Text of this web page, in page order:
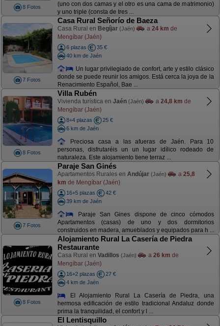
8 Fotos
(uno con dos camas y el otro es una cama de matrimonio)
y uno triple (consta de tres ...
7 Fotos
Casa Rural Señorío de Baeza
Casa Rural en Begíjar (Jaén) a 24 km de
Mengíbar (Jaén)
6 plazas
35 €
40 km de Jaén
Un lugar privilegiado de confort, arte y estilo clásico
donde se puede reunir los amigos. Está cerca la joya de la
Renacimiento Español, Bae ...
8 Fotos
Villa Rubén
Vivienda turística en Jaén (Jaén) a 24,8 km de
Mengíbar (Jaén)
8+4 plazas
25 €
6 km de Jaén
Preciosa casa a las afueras de Jaén. Para 10
personas, disfrutaréis un un lugar idílico rodeado de
naturaleza. Este alojamiento tiene terraz ...
7 Fotos
Paraje San Ginés
Apartamentos Rurales en Andújar (Jaén) a 25,8
km de Mengíbar (Jaén)
16+5 plazas
42 €
39 km de Jaén
Paraje San Gines dispone de cinco cómodos
Apartamentos (casas) de uno y dos dormitorios
construidos en madera, amueblados y equipados para h ...
8 Fotos
Alojamiento Rural La Casería de Piedra
Restaurante
Casa Rural en Vadillos (Jaén) a 26 km de
Mengíbar (Jaén)
16+2 plazas
27 €
4 km de Jaén
El Alojamiento Rural La Casería de Piedra, una
hermosa edificación de estilo tradicional Andaluz donde
prima la tranquilidad, el confort y l ...
El Lentisquillo